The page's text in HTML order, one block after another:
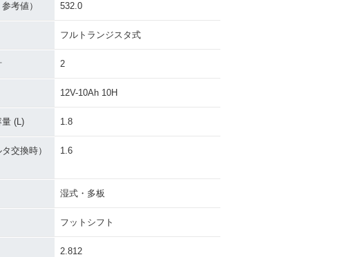
考値） 532.0
フルトランジスタ式
2
12V-10Ah 10H
(L) 1.8
交換時）
1.6
湿式・多板
フットシフト
2.812